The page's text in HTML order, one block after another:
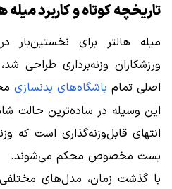
تاریخچه کوتاه و کاربرد میله
میله هالتر برای نخستین‌بار
ورزشکاران وزنه‌برداری طراحی
اصلی تمام باشگاه‌های بدنسازی
این وسیله در ساده‌ترین حالت
انتهای قابل‌وزنه‌گذاری است که
بست مخصوص محکم می‌شوند.
با گذشت زمان، مدل‌های مختلفی